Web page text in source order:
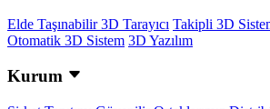
Elde Taşınabilir 3D Tarayıcı Takipli 3D
Otomatik 3D Sistem 3D Yazılım
Kurum